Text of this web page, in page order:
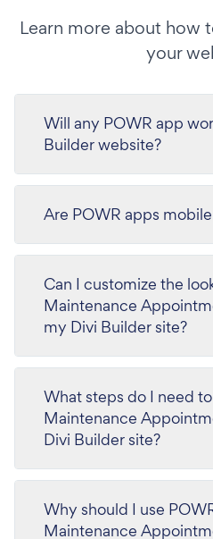
Learn more about how
your
Will any POWR app
Builder website?
Are POWR apps
Can I customize the
Maintenance
my Divi Builder site?
What steps do I need
Maintenance
Divi Builder site?
Why should I use
Maintenance